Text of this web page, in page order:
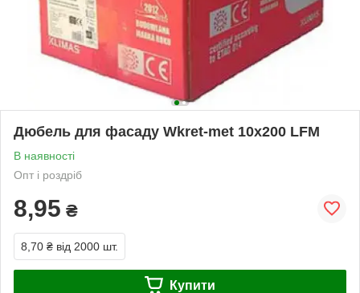
Дюбель для фасаду Wkret-met 10х200 LFM
В наявності
Опт і роздріб
8,95 ₴
8,70 ₴ від 2000 шт.
Купити